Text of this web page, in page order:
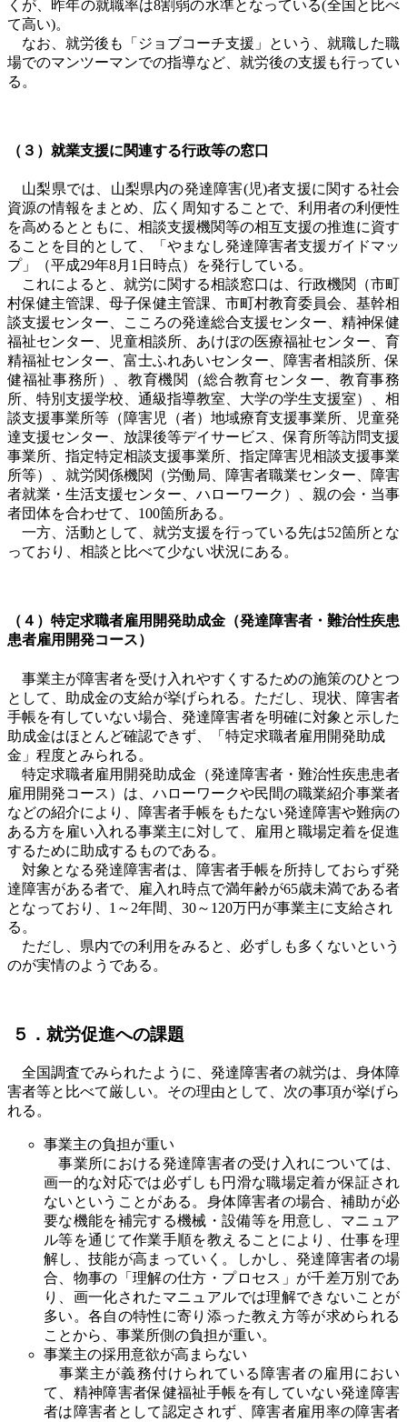
くが、昨年の就職率は8割弱の水準となっている(全国と比べ
て高い)。
なお、就労後も「ジョブコーチ支援」という、就職した職
場でのマンツーマンでの指導など、就労後の支援も行ってい
る。
（３）就業支援に関連する行政等の窓口
山梨県では、山梨県内の発達障害(児)者支援に関する社会
資源の情報をまとめ、広く周知することで、利用者の利便性
を高めるとともに、相談支援機関等の相互支援の推進に資す
ることを目的として、「やまなし発達障害者支援ガイドマッ
プ」（平成29年8月 1 日時点）を発行している。
これによると、就労に関する相談窓口は、行政機関（市町
村保健主管課、母子保健主管課、市町村教育委員会、基幹相
談支援センター、こころの発達総合支援センター、精神保健
福祉センター、児童相談所、あけぼの医療福祉センター、育
精福祉センター、富士ふれあいセンター、障害者相談所、保
健福祉事務所）、教育機関（総合教育センター、教育事務
所、特別支援学校、通級指導教室、大学の学生支援室）、相
談支援事業所等（障害児（者）地域療育支援事業所、児童発
達支援センター、放課後等デイサービス、保育所等訪問支援
事業所、指定特定相談支援事業所、指定障害児相談支援事業
所等）、就労関係機関（労働局、障害者職業センター、障害
者就業・生活支援センター、ハローワーク）、親の会・当事
者団体を合わせて、 100箇所ある。
一方、活動として、就労支援を行っている先は52箇所とな
っており、相談と比べて少ない状況にある。
（４）特定求職者雇用開発助成金（発達障害者・難治性疾患
患者雇用開発コース）
事業主が障害者を受け入れやすくするための施策のひとつ
として、助成金の支給が挙げられる。ただし、現状、障害者
手帳を有していない場合、発達障害者を明確に対象と示した
助成金はほとんど確認できず、「特定求職者雇用開発助成
金」程度とみられる。
特定求職者雇用開発助成金（発達障害者・難治性疾患患者
雇用開発コース）は、ハローワークや民間の職業紹介事業者
などの紹介により、障害者手帳をもたない発達障害や難病の
ある方を雇い入れる事業主に対して、雇用と職場定着を促進
するために助成するものである。
対象となる発達障害者は、障害者手帳を所持しておらず発
達障害がある者で、雇入れ時点で満年齢が65歳未満である者
となっており、 1 ～ 2年間、 30～ 120万円が事業主に支給され
る。
ただし、県内での利用をみると、必ずしも多くないという
のが実情のようである。
５．就労促進への課題
全国調査でみられたように、発達障害者の就労は、身体障
害者等と比べて厳しい。その理由として、次の事項が挙げら
れる。
事業主の負担が重い
事業所における発達障害者の受け入れについては、
画一的な対応では必ずしも円滑な職場定着が保証され
ないということがある。身体障害者の場合、補助が必
要な機能を補完する機械・設備等を用意し、マニュア
ル等を通じて作業手順を教えることにより、仕事を理
解し、技能が高まっていく。しかし、発達障害者の場
合、物事の「理解の仕方・プロセス」が千差万別であ
り、画一化されたマニュアルでは理解できないことが
多い。各自の特性に寄り添った教え方等が求められる
ことから、事業所側の負担が重い。
事業主の採用意欲が高まらない
事業主が義務付けられている障害者の雇用におい
て、精神障害者保健福祉手帳を有していない発達障害
者は障害者として認定されず、障害者雇用率の障害者